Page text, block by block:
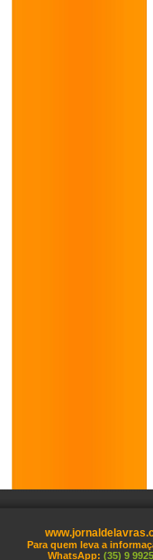
Para quem leva a
WhatsApp: (35) 9